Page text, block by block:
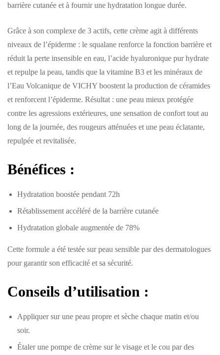
barrière cutanée et à fournir une hydratation longue durée.
Grâce à son complexe de 3 actifs, cette crème agit à différents
niveaux de l’épiderme : le squalane renforce la fonction barrière et
réduit la perte insensible en eau, l’acide hyaluronique pur hydrate
et repulpe la peau, tandis que la vitamine B3 et les minéraux de
l’Eau Volcanique de VICHY boostent la production de céramides
et renforcent l’épiderme. Résultat : une peau mieux protégée
contre les agressions extérieures, une sensation de confort tout au
long de la journée, des rougeurs atténuées et une peau éclatante,
repulpée et revitalisée.
Bénéfices :
Hydratation boostée pendant 72h
Rétablissement accéléré de la barrière cutanée
Hydratation globale augmentée de 78%
Cette formule a été testée sur peau sensible par des dermatologues
pour garantir son efficacité et sa sécurité.
Conseils d’utilisation :
Appliquer sur une peau propre et sèche chaque matin et/ou
soir.
Étaler une pompe de crème sur le visage et le cou par des